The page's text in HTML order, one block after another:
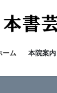
ーム 本院案内